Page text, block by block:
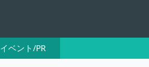
イベント/PR